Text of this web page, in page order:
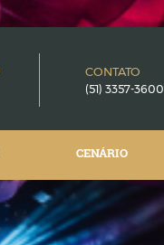
CONTATO
(51) 3357-3600
CENÁRIO